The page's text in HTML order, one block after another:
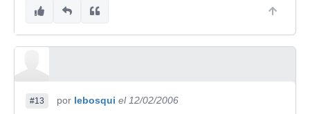
#13 por lebosqui el 12/02/2006